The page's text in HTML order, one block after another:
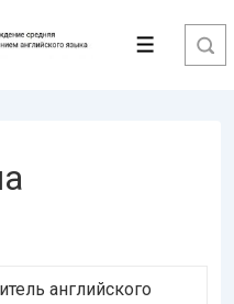
Меню
английского